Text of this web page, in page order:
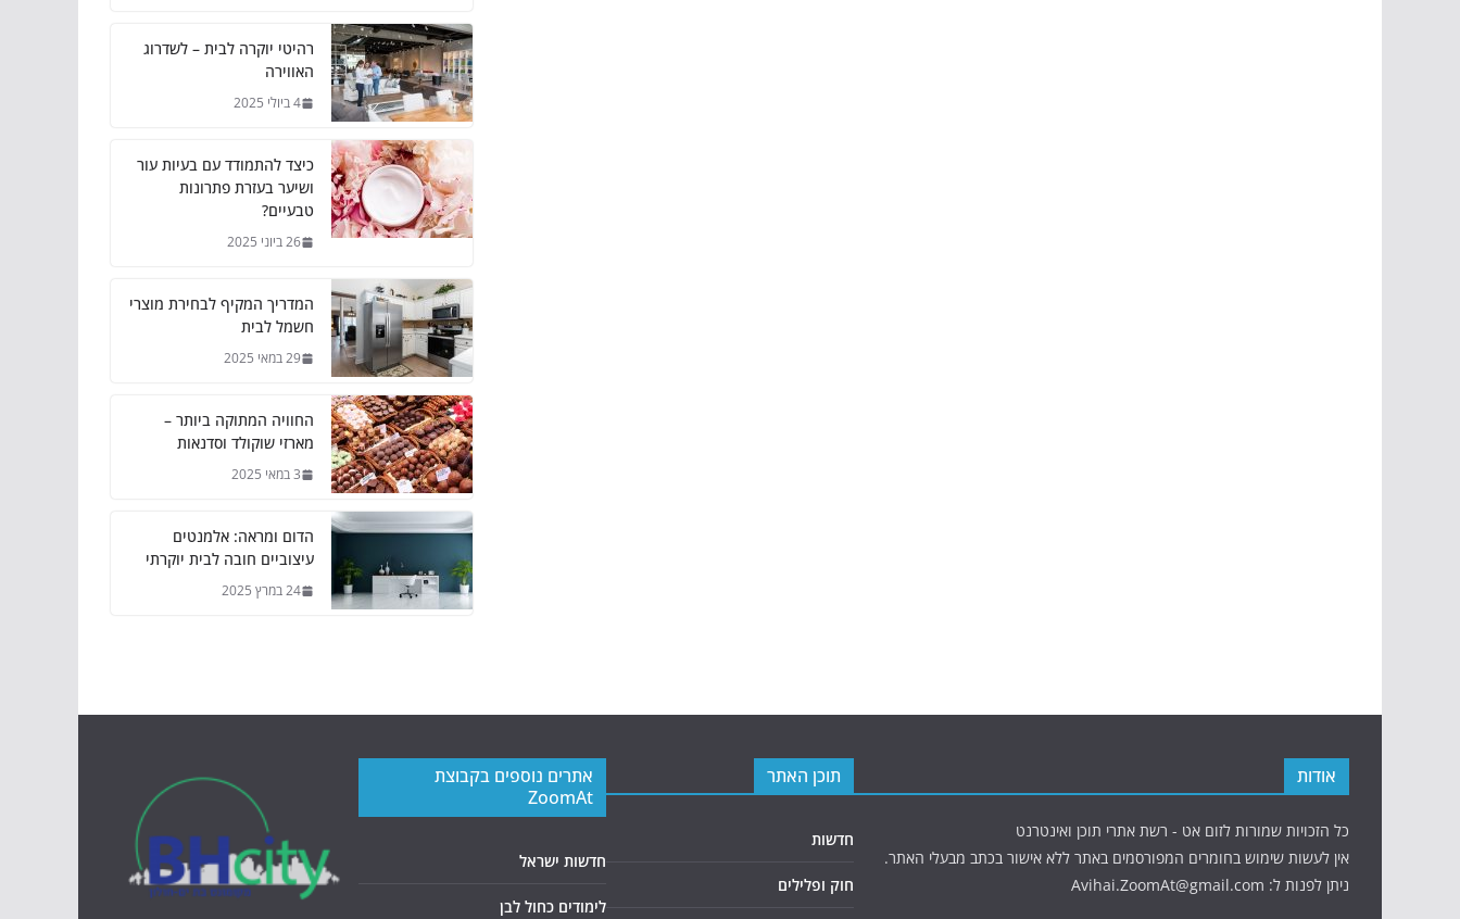
רהיטי יוקרה לבית – לשדרוג
האווירה
4 ביולי 2025
כיצד להתמודד עם בעיות עור
ושיער בעזרת פתרונות
טבעיים?
26 ביוני 2025
המדריך המקיף לבחירת מוצרי
חשמל לבית
29 במאי 2025
החוויה המתוקה ביותר –
מארזי שוקולד וסדנאות
3 במאי 2025
הדום ומראה: אלמנטים
עיצוביים חובה לבית יוקרתי
24 במרץ 2025
אודות
כל הזכויות שמורות לזום אט - רשת אתרי תוכן ואינטרנט
אין לעשות שימוש בחומרים המפורסמים באתר ללא אישור בכתב מבעלי האתר.
ניתן לפנות ל: Avihai.ZoomAt@gmail.com
תוכן האתר
חדשות
חוק ופלילים
אתרים נוספים בקבוצת
ZoomAt
חדשות ישראל
לימודים כחול לבן